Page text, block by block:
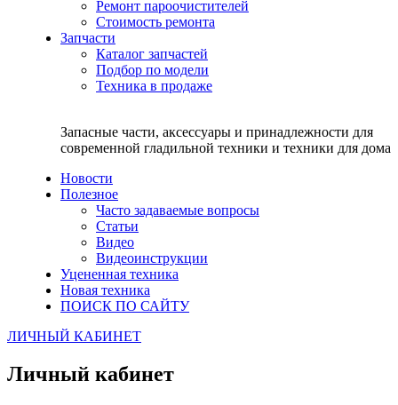
Ремонт пароочистителей
Стоимость ремонта
Запчасти
Каталог запчастей
Подбор по модели
Техника в продаже
Запасные части, аксессуары и принадлежности для
современной гладильной техники и техники для дома
Новости
Полезное
Часто задаваемые вопросы
Статьи
Видео
Видеоинструкции
Уцененная техника
Новая техника
ПОИСК ПО САЙТУ
ЛИЧНЫЙ КАБИНЕТ
Личный кабинет